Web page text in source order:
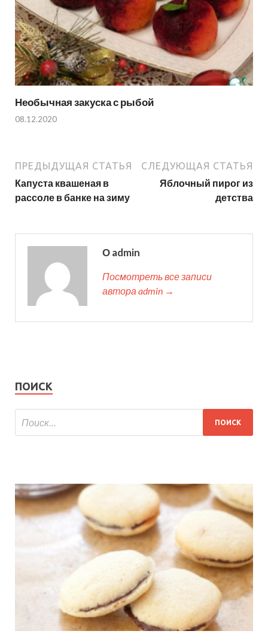
Необычная закуска с рыбой
08.12.2020
ПРЕДЫДУЩАЯ СТАТЬЯ
Капуста квашеная в
рассоле в банке на зиму
СЛЕДУЮЩАЯ СТАТЬЯ
Яблочный пирог из
детства
О admin
Посмотреть все записи
автора admin →
ПОИСК